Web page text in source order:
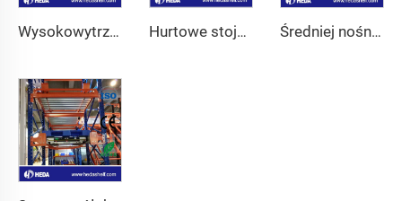
Wysokowytrzymały stojak konsolowy z poddaszem Hurtowe stojaki z przepływem kartonów Średniej nośności wysokie regały